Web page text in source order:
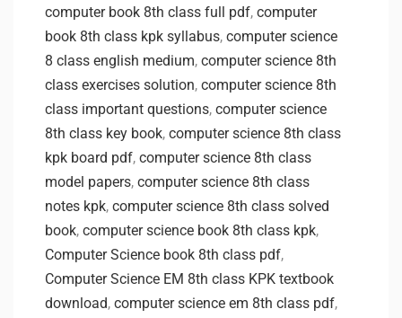
computer book 8th class full pdf, computer
book 8th class kpk syllabus, computer science
8 class english medium, computer science 8th
class exercises solution, computer science 8th
class important questions, computer science
8th class key book, computer science 8th class
kpk board pdf, computer science 8th class
model papers, computer science 8th class
notes kpk, computer science 8th class solved
book, computer science book 8th class kpk,
Computer Science book 8th class pdf,
Computer Science EM 8th class KPK textbook
download, computer science em 8th class pdf,